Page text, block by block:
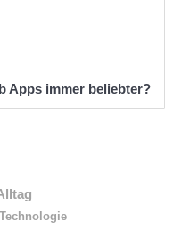
Apps immer beliebter?